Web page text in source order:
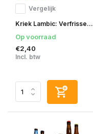
Vergelijk
Kriek Lambic: Verfrisse...
Op voorraad
€2,40
Incl. btw